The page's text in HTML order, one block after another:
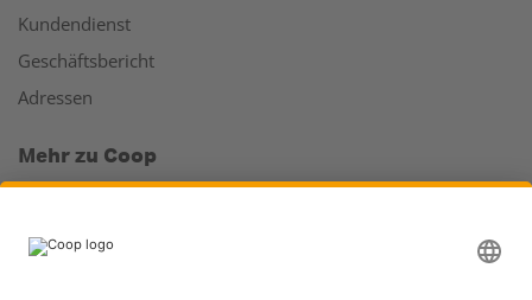
Kundendienst
Geschäftsbericht
Adressen
Mehr zu Coop
Läden & Services